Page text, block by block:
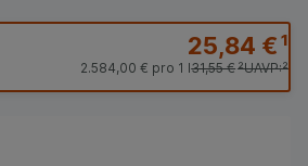
25,84 €¹
UAVP:²
31,55 €²
2.584,00 € pro 1 l